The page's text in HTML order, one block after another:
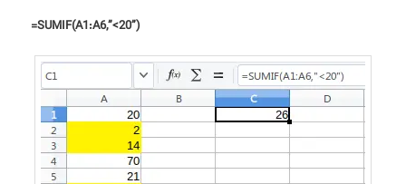
=SUMIF(A1:A6,”<20”)